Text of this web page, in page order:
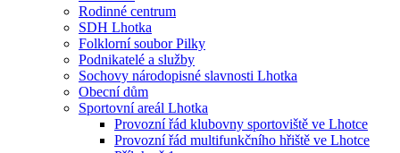
Rodinné centrum
SDH Lhotka
Folklorní soubor Pilky
Podnikatelé a služby
Sochovy národopisné slavnosti Lhotka
Obecní dům
Sportovní areál Lhotka
Provozní řád klubovny sportoviště ve Lhotce
Provozní řád multifunkčního hřiště ve Lhotce